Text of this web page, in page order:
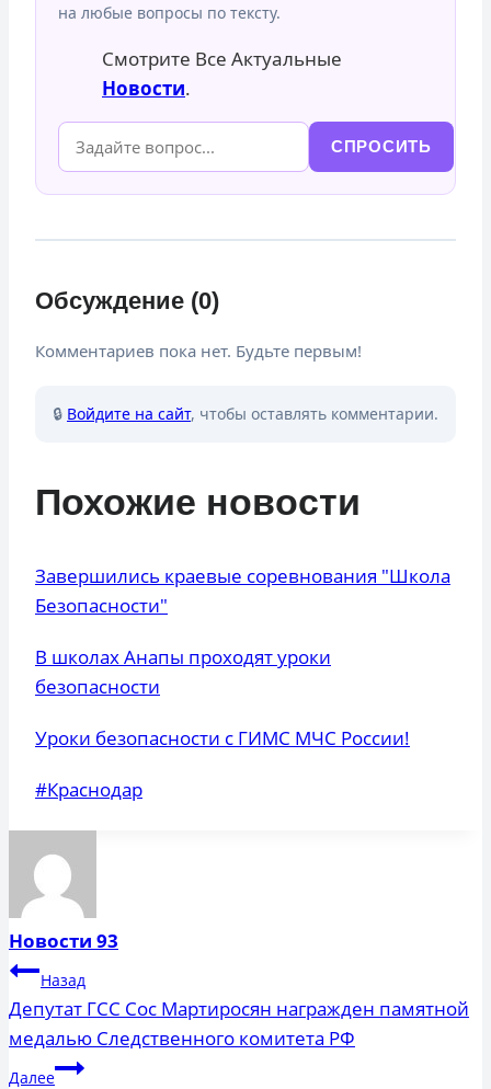
на любые вопросы по тексту.
Смотрите Все Актуальные
Новости.
СПРОСИТЬ
Обсуждение (0)
Комментариев пока нет. Будьте первым!
🔒 Войдите на сайт, чтобы оставлять комментарии.
Похожие новости
Завершились краевые соревнования "Школа
Безопасности"
В школах Анапы проходят уроки
безопасности
Уроки безопасности с ГИМС МЧС России!
Метки
#Краснодар
Новости 93
Навигация
по
записям
Назад
Депутат ГСС Сос Мартиросян награжден памятной
медалью Следственного комитета РФ
Далее